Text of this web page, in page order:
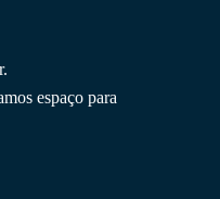
espaço para